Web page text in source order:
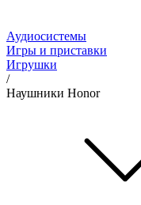
Аудиосистемы
Игры и приставки
Игрушки
/
Наушники Honor